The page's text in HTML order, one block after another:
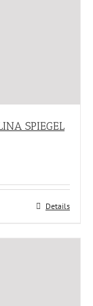
SPIEGEL
Details